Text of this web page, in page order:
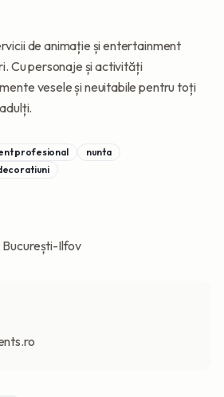
de animație și entertainment
Cu personaje și activități
vesele și neuitabile pentru toți
profesional
nunta
București-Ilfov